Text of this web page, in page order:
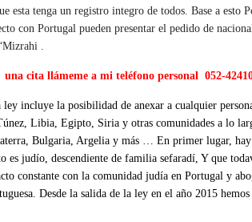
esta tenga un registro integro de todos. Base a
con Portugal pueden presentar el pedido de
.
cita llámeme a mi teléfono personal 052-
incluye la posibilidad de anexar a cualquier
Libia, Egipto, Siria y otras comunidades a lo
Bulgaria, Argelia y más … En primer lugar,
es judío, descendiente de familia sefaradí, Y que
constante con la comunidad judía en Portugal y
Desde la salida de la ley en el año 2015
esto.